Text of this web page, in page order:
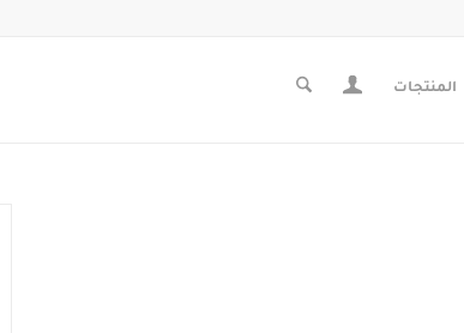
المنتجات